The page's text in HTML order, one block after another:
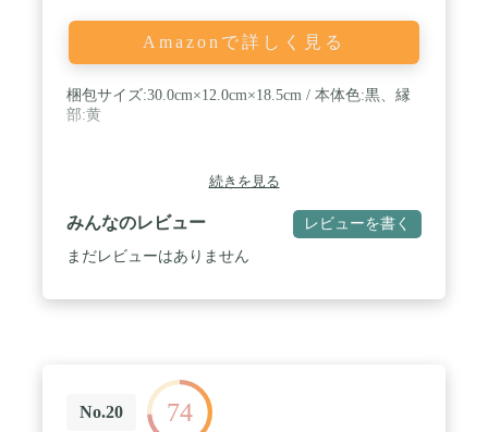
Amazonで詳しく見る
梱包サイズ:30.0cm×12.0cm×18.5cm / 本体色:黒、縁
部:黄
続きを見る
みんなのレビュー レビューを書く
まだレビューはありません
No.20 74